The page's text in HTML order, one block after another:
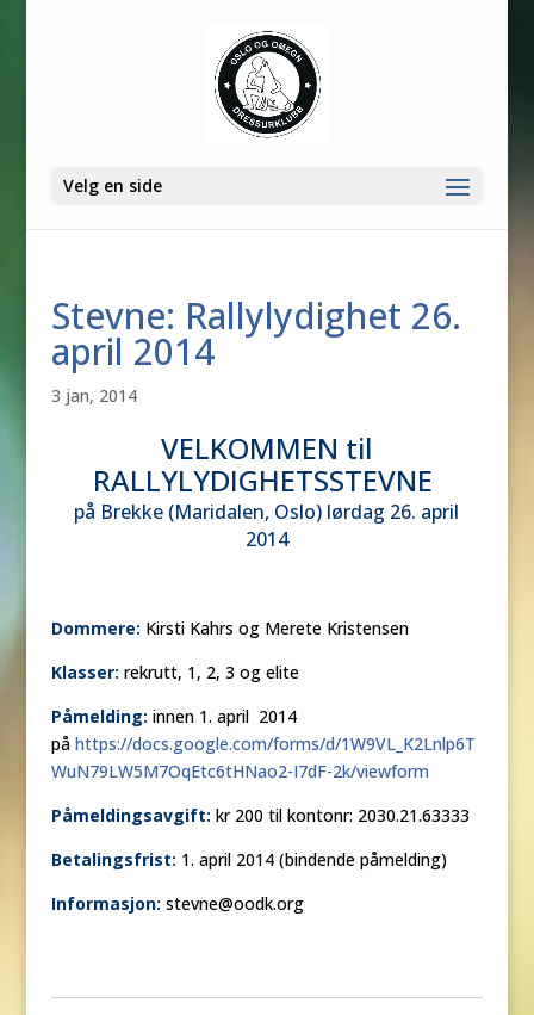
Velg en side
Stevne: Rallylydighet 26.
april 2014
3 jan, 2014
VELKOMMEN til
RALLYLYDIGHETSSTEVNE
på Brekke (Maridalen, Oslo) lørdag 26. april
2014
Dommere: Kirsti Kahrs og Merete Kristensen
Klasser: rekrutt, 1, 2, 3 og elite
Påmelding: innen 1. april 2014
på https://docs.google.com/forms/d/1W9VL_K2Lnlp6T
WuN79LW5M7OqEtc6tHNao2-I7dF-2k/viewform
Påmeldingsavgift: kr 200 til kontonr: 2030.21.63333
Betalingsfrist: 1. april 2014 (bindende påmelding)
Informasjon: stevne@oodk.org